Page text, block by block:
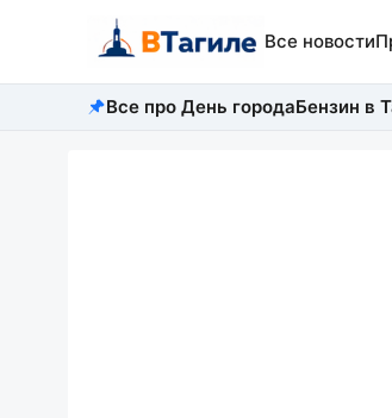
Все новости
Все про День городаБензин в